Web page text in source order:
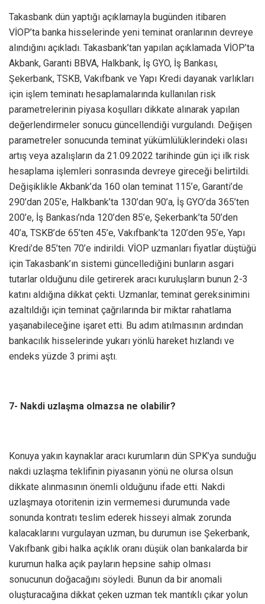
Takasbank dün yaptığı açıklamayla bugünden itibaren
VİOP’ta banka hisselerinde yeni teminat oranlarının devreye
alındığını açıkladı. Takasbank’tan yapılan açıklamada VİOP’ta
Akbank, Garanti BBVA, Halkbank, İş GYO, İş Bankası,
Şekerbank, TSKB, Vakıfbank ve Yapı Kredi dayanak varlıkları
için işlem teminatı hesaplamalarında kullanılan risk
parametrelerinin piyasa koşulları dikkate alınarak yapılan
değerlendirmeler sonucu güncellendiği vurgulandı. Değişen
parametreler sonucunda teminat yükümlülüklerindeki olası
artış veya azalışların da 21.09.2022 tarihinde gün içi ilk risk
hesaplama işlemleri sonrasında devreye gireceği belirtildi.
Değişiklikle Akbank’da 160 olan teminat 115’e, Garanti’de
290’dan 205’e, Halkbank’ta 130’dan 90’a, İş GYO’da 365’ten
200’e, İş Bankası’nda 120’den 85’e, Şekerbank’ta 50’den
40’a, TSKB’de 65’ten 45’e, Vakıfbank’ta 120’den 95’e, Yapı
Kredi’de 85’ten 70’e indirildi. VİOP uzmanları fiyatlar düştüğü
için Takasbank’ın sistemi güncellediğini bunların asgari
tutarlar olduğunu dile getirerek aracı kuruluşların bunun 2-3
katını aldığına dikkat çekti. Uzmanlar, teminat gereksinimini
azaltıldığı için teminat çağrılarında bir miktar rahatlama
yaşanabileceğine işaret etti. Bu adım atılmasının ardından
bankacılık hisselerinde yukarı yönlü hareket hızlandı ve
endeks yüzde 3 primi aştı.
7- Nakdi uzlaşma olmazsa ne olabilir?
Konuya yakın kaynaklar aracı kurumların dün SPK’ya sunduğu
nakdi uzlaşma teklifinin piyasanın yönü ne olursa olsun
dikkate alınmasının önemli olduğunu ifade etti. Nakdi
uzlaşmaya otoritenin izin vermemesi durumunda vade
sonunda kontratı teslim ederek hisseyi almak zorunda
kalacaklarını vurgulayan uzman, bu durumun ise Şekerbank,
Vakıfbank gibi halka açıklık oranı düşük olan bankalarda bir
kurumun halka açık payların hepsine sahip olması
sonucunun doğacağını söyledi. Bunun da bir anomali
oluşturacağına dikkat çeken uzman tek mantıklı çıkar yolun